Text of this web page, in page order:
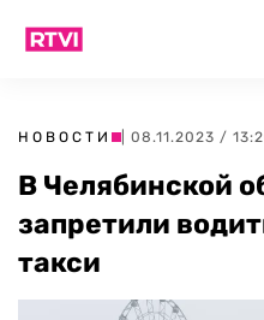
НОВОСТИ | 08.11.2023 /
В Челябинской
запретили
такси